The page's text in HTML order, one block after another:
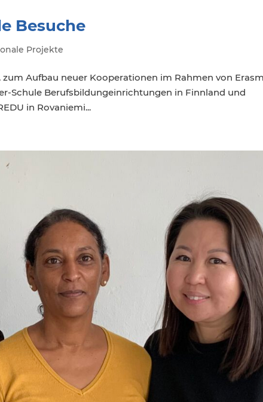
Besuche
Projekte
Aufbau neuer Kooperationen im Rahmen von
Schule Berufsbildungeinrichtungen in Finnland und
in Rovaniemi...